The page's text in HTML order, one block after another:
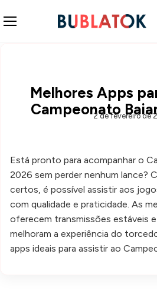
Melhores Apps
Campeonato2 de fevereiro de
Está pronto para acompanhar o
2026 sem perder nenhum lance?
certos, é possível assistir aos
com qualidade e praticidade. As
oferecem transmissões estáveis
melhoram a experiência do
apps ideais para assistir ao